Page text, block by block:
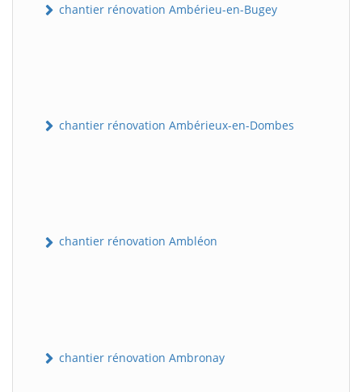
chantier rénovation Ambérieu-en-Bugey
chantier rénovation Ambérieux-en-Dombes
chantier rénovation Ambléon
chantier rénovation Ambronay